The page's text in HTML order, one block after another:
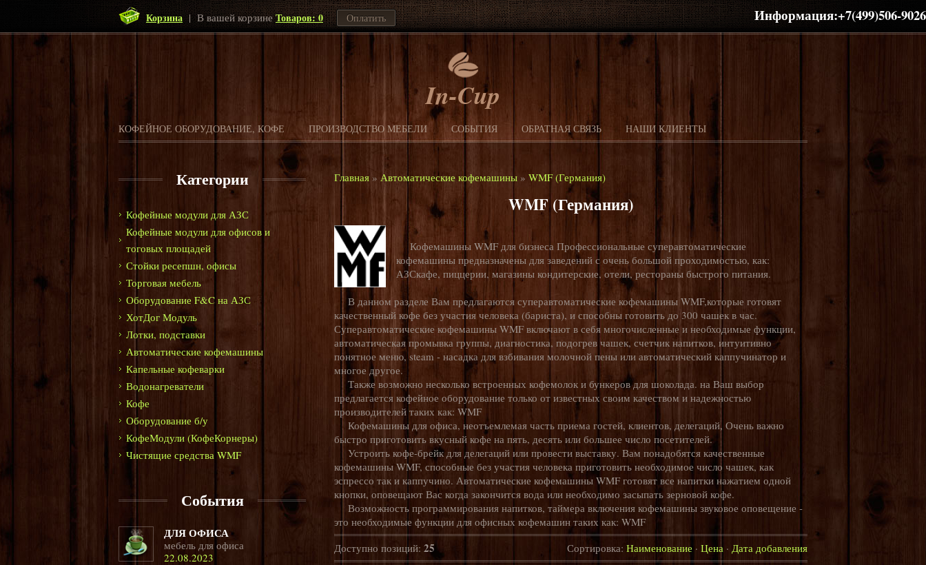
Корзина | В вашей корзинеТоваров: 0 Оплатить Информация:+7(499)506-9026
In-Cup
КОФЕЙНОЕ ОБОРУДОВАНИЕ, КОФЕ ПРОИЗВОДСТВО МЕБЕЛИ СОБЫТИЯ ОБРАТНАЯ СВЯЗЬ НАШИ КЛИЕНТЫ
Главная » Автоматические кофемашины » WMF (Германия)
WMF (Германия)
Кофемашины WMF для бизнеса Профессиональные суперавтоматические
кофемашины предназначены для заведений с очень большой проходимостью, как:
АЗСкафе, пиццерии, магазины кондитерские, отели, рестораны быстрого питания.
В данном разделе Вам предлагаются суперавтоматические кофемашины WMF,которые готовят
качественный кофе без участия человека (бариста), и способны готовить до 300 чашек в час.
Суперавтоматические кофемашины WMF включают в себя многочисленные и необходимые функции,
автоматическая промывка группы, диагностика, подогрев чашек, счетчик напитков, интуитивно
понятное меню, steam - насадка для взбивания молочной пены или автоматический каппучинатор и
многое другое.
Также возможно несколько встроенных кофемолок и бункеров для шоколада. на Ваш выбор
предлагается кофейное оборудование только от известных своим качеством и надежностью
производителей таких как: WMF
Кофемашины для офиса, неотъемлемая часть приема гостей, клиентов, делегаций, Очень важно
быстро приготовить вкусный кофе на пять, десять или большее число посетителей.
Устроить кофе-брейк для делегаций или провести выставку. Вам понадобятся качественные
кофемашины WMF, способные без участия человека приготовить необходимое число чашек, как
эспрессо так и каппучино. Автоматические кофемашины WMF готовят все напитки нажатием одной
кнопки, оповещают Вас когда закончится вода или необходимо засыпать зерновой кофе.
Возможность программирования напитков, таймера включения кофемашины звуковое оповещение -
это необходимые функции для офисных кофемашин таких как: WMF
Доступно позиций: 25 Сортировка: Наименование · Цена · Дата добавления
Категории
Кофейные модули для АЗС
Кофейные модули для офисов и
тоговых площадей
Стойки ресепшн, офисы
Торговая мебель
Оборудование F&C на АЗС
ХотДог Модуль
Лотки, подставки
Автоматические кофемашины
Капельные кофеварки
Водонагреватели
Кофе
Оборудование б/у
КофеМодули (КофеКорнеры)
Чистящие средства WMF
События
ДЛЯ ОФИСА
мебель для офиса
22.08.2023